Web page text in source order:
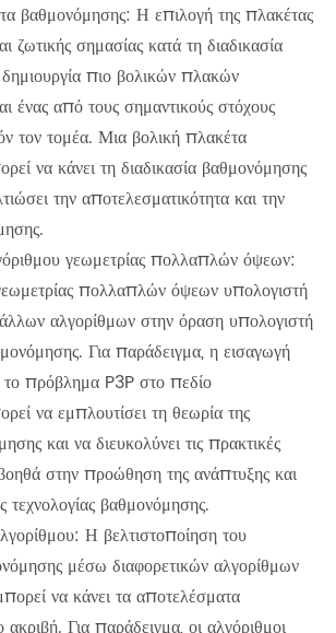
βαθμονόμησης: Η επιλογή της πλακέτας
ζωτικής σημασίας κατά τη διαδικασία
πιο βολικών πλακών
ένας από τους σημαντικούς στόχους
τον τομέα. Μια βολική πλακέτα
να κάνει τη διαδικασία βαθμονόμησης
την αποτελεσματικότητα και την
γεωμετρίας πολλαπλών όψεων:
πολλαπλών όψεων υπολογιστή
αλγορίθμων στην όραση υπολογιστή
Για παράδειγμα, η εισαγωγή
πρόβλημα P3P στο πεδίο
να εμπλουτίσει τη θεωρία της
και να διευκολύνει τις πρακτικές
στην προώθηση της ανάπτυξης και
τεχνολογίας βαθμονόμησης.
Η βελτιστοποίηση του
μέσω διαφορετικών αλγορίθμων
να κάνει τα αποτελέσματα